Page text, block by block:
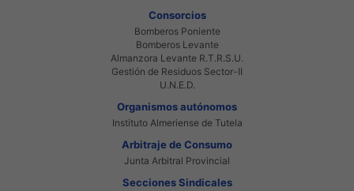
Consorcios
Bomberos Poniente
Bomberos Levante
Almanzora Levante R.T.R.S.U.
Gestión de Residuos Sector-II
U.N.E.D.
Organismos autónomos
Instituto Almeriense de Tutela
Arbitraje de Consumo
Junta Arbitral Provincial
Secciones Sindicales